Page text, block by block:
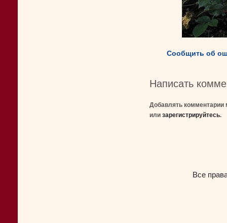
Сообщить об
Написать
Добавлять комментарии
или зарегистрируйтесь.
Все